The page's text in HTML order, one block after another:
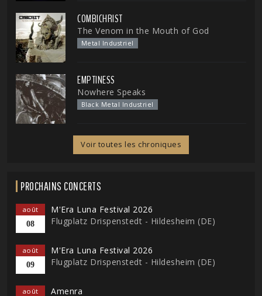
COMBICHRIST
The Venom in the Mouth of God
Metal Industriel
EMPTINESS
Nowhere Speaks
Black Metal Industriel
Voir toutes les chroniques
PROCHAINS CONCERTS
août
08
M'Era Luna Festival 2026
Flugplatz Drispenstedt - Hildesheim (DE)
août
09
M'Era Luna Festival 2026
Flugplatz Drispenstedt - Hildesheim (DE)
août
Amenra